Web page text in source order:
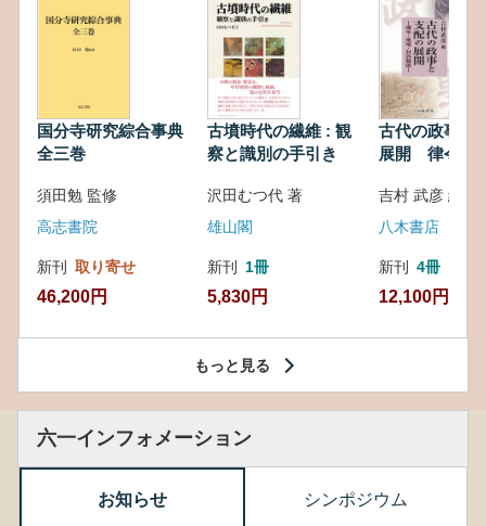
国分寺研究綜合事典
全三巻
須田勉 監修
高志書院
新刊 取り寄せ
46,200円
古墳時代の繊維 : 観
察と識別の手引き
沢田むつ代 著
雄山閣
新刊 1冊
5,830円
古代の政事と
展開 律令・
吉村 武彦 編集
八木書店
新刊 4冊
12,100円
もっと見る
六一インフォメーション
お知らせ シンポジウム